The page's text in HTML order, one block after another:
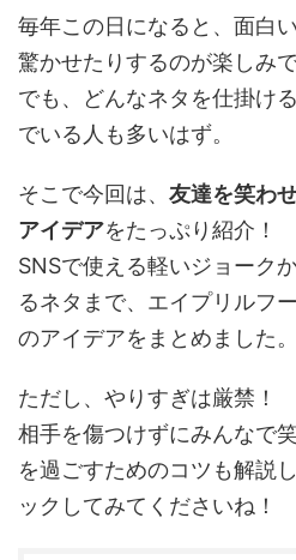
毎年この日になると、面白
驚かせたりするのが楽しみで
でも、どんなネタを仕掛け
でいる人も多いはず。
そこで今回は、 友達を笑わ
アイデアをたっぷり紹介！
SNSで使える軽いジョーク
るネタまで、エイプリルフ
のアイデアをまとめました。
ただし、やりすぎは厳禁！
相手を傷つけずにみんなで
を過ごすためのコツも解説
ックしてみてくださいね！